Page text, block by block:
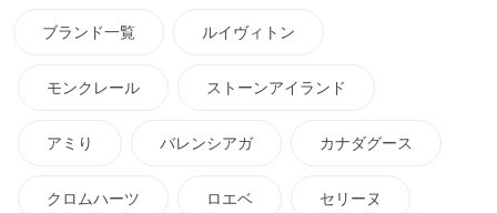
ブランド一覧 ルイヴィトン
モンクレール ストーンアイランド
アミり バレンシアガ カナダグース
クロムハーツ ロエベ セリーヌ